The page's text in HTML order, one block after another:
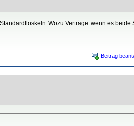
Wozu Verträge, wenn es beide
Beitrag